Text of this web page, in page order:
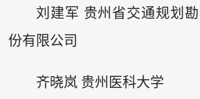
刘建军 贵州省交通规划
份有限公司
齐晓岚 贵州医科大学